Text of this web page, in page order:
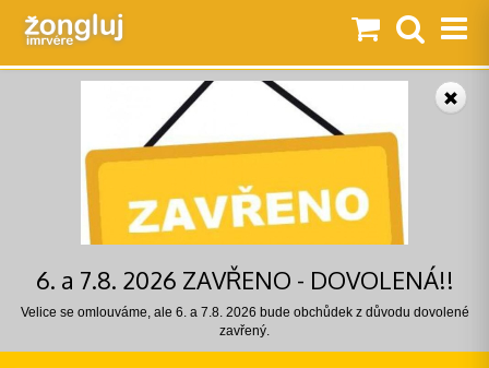
6. a 7.8. 2026 ZAVŘENO - DOVOLENÁ!!
Velice se omlouváme, ale 6. a 7.8. 2026 bude obchůdek z důvodu dovolené
zavřený.